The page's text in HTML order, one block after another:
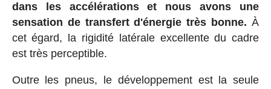
dans les accélérations et nous avons une
sensation de transfert d'énergie très bonne. À
cet égard, la rigidité latérale excellente du cadre
est très perceptible.
Outre les pneus, le développement est la seule